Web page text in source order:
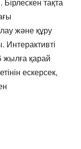
және құру
жылға қарай
ескерсек,